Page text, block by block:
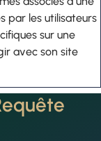
par les utilisateurs
sur une
avec son site